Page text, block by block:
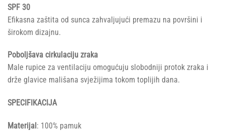
SPF 30
Efikasna zaštita od sunca zahvaljujući premazu na površini i
širokom dizajnu.
Poboljšava cirkulaciju zraka
Male rupice za ventilaciju omogućuju slobodniji protok zraka i
drže glavice mališana svježijima tokom toplijih dana.
SPECIFIKACIJA
Materijal: 100% pamuk